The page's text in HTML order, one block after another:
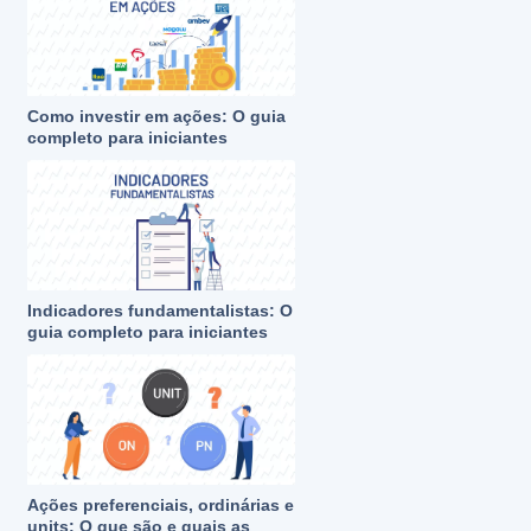
Como investir em ações: O guia
completo para iniciantes
Indicadores fundamentalistas: O
guia completo para iniciantes
Ações preferenciais, ordinárias e
units: O que são e quais as